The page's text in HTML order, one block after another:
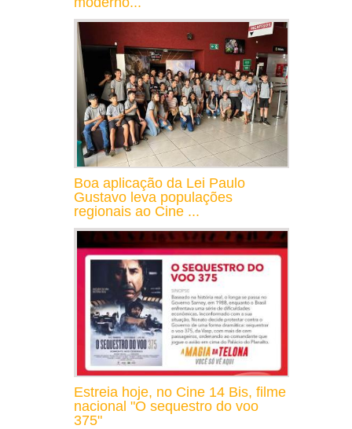
Boa aplicação da Lei Paulo
Gustavo leva populações
regionais ao Cine ...
Estreia hoje, no Cine 14 Bis, filme
nacional "O sequestro do voo
375"